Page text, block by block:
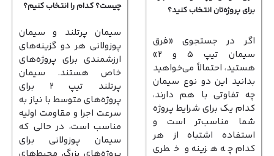
برای پروژه‌تان انتخاب کنید؟
اگر در جستجوی «فرق
سیمان تیپ ۵ و ۲»
هستید، احتمالاً می‌خواهید
بدانید این دو نوع سیمان
چه تفاوتی با هم دارند،
کدام یک برای شرایط پروژه
شما مناسب‌تر است و
استفاده اشتباه از هر
کدام چه هزینه و خطری
چیست؟ کدام را انتخاب کنیم؟
سیمان پرتلند و سیمان
پوزولانی هر دو گزینه‌های
ارزشمندی برای پروژه‌های
خاص هستند. سیمان
پرتلند تیپ ۲ برای
پروژه‌های متوسط با نیاز به
سرعت اجرا و مقاومت اولیه
مناسب است، در حالی که
سیمان پوزولانی برای